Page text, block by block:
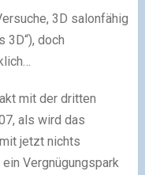
3D salonfähig
3D“), doch
mit der dritten
als wird das
jetzt nichts
Vergnügungspark